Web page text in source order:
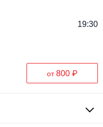
19:30
от800 ₽